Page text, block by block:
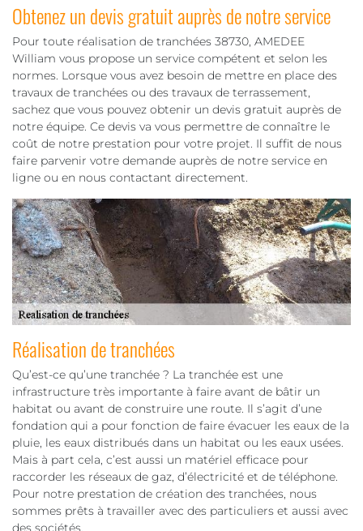
Obtenez un devis gratuit auprès de notre service
Pour toute réalisation de tranchées 38730, AMEDEE
William vous propose un service compétent et selon les
normes. Lorsque vous avez besoin de mettre en place des
travaux de tranchées ou des travaux de terrassement,
sachez que vous pouvez obtenir un devis gratuit auprès de
notre équipe. Ce devis va vous permettre de connaître le
coût de notre prestation pour votre projet. Il suffit de nous
faire parvenir votre demande auprès de notre service en
ligne ou en nous contactant directement.
Réalisation de tranchées
Qu’est-ce qu’une tranchée ? La tranchée est une
infrastructure très importante à faire avant de bâtir un
habitat ou avant de construire une route. Il s’agit d’une
fondation qui a pour fonction de faire évacuer les eaux de la
pluie, les eaux distribués dans un habitat ou les eaux usées.
Mais à part cela, c’est aussi un matériel efficace pour
raccorder les réseaux de gaz, d’électricité et de téléphone.
Pour notre prestation de création des tranchées, nous
sommes prêts à travailler avec des particuliers et aussi avec
des sociétés.